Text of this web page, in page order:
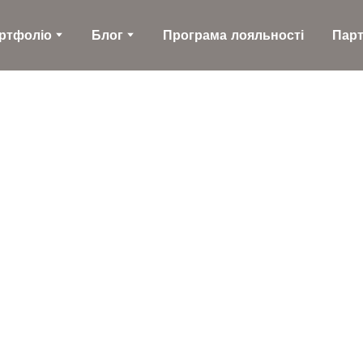
Блог Програма лояльності